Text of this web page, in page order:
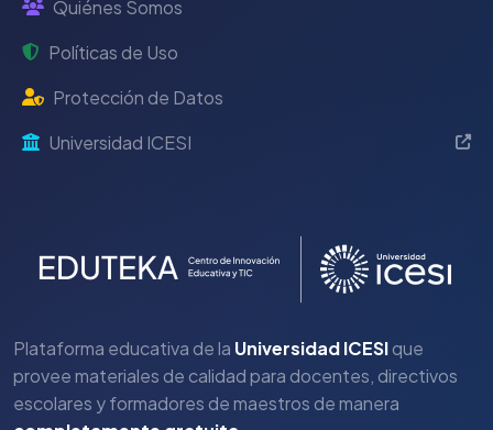
Quiénes Somos
Políticas de Uso
Protección de Datos
Universidad ICESI
Plataforma educativa de la Universidad ICESIque
provee materiales de calidad para docentes, directivos
escolares y formadores de maestros de manera